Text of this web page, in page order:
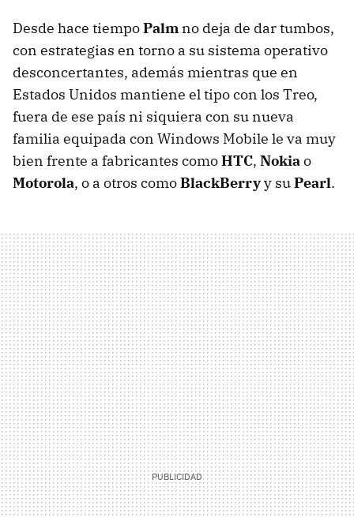
Desde hace tiempoPalm no deja de dar tumbos,
con estrategias en torno a su sistema operativo
desconcertantes, además mientras que en
Estados Unidos mantiene el tipo con los Treo,
fuera de ese país ni siquiera con su nueva
familia equipada con Windows Mobile le va muy
bien frente a fabricantes comoHTC, Nokiao
Motorola, o a otros comoBlackBerryy suPearl.